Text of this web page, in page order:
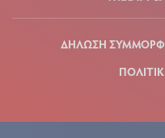
ΔΗΛΩΣΗ